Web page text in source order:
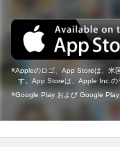
Appleのロゴ、App Storeは、米
す。App Storeは、Apple Inc.の
Google Play および Google Play